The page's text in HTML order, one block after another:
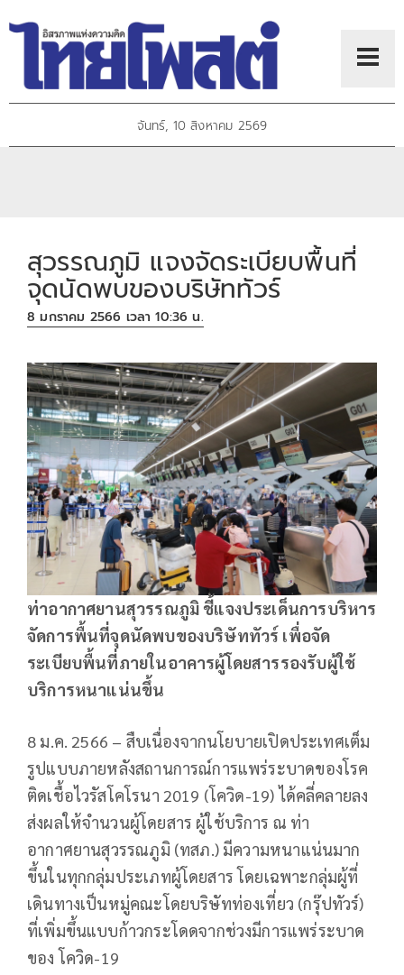
จันทร์, 10 สิงหาคม 2569
สุวรรณภูมิ แจงจัดระเบียบพื้นที่
จุดนัดพบของบริษัททัวร์
8 มกราคม 2566 เวลา 10:36 น.
ท่าอากาศยานสุวรรณภูมิ ชี้แจงประเด็นการบริหาร
จัดการพื้นที่จุดนัดพบของบริษัททัวร์ เพื่อจัด
ระเบียบพื้นที่ภายในอาคารผู้โดยสารรองรับผู้ใช้
บริการหนาแน่นขึ้น
8 ม.ค. 2566 – สืบเนื่องจากนโยบายเปิดประเทศเต็ม
รูปแบบภายหลังสถานการณ์การแพร่ระบาดของโรค
ติดเชื้อไวรัสโคโรนา 2019 (โควิด-19) ได้คลี่คลายลง
ส่งผลให้จำนวนผู้โดยสาร ผู้ใช้บริการ ณ ท่า
อากาศยานสุวรรณภูมิ (ทสภ.) มีความหนาแน่นมาก
ขึ้นในทุกกลุ่มประเภทผู้โดยสาร โดยเฉพาะกลุ่มผู้ที่
เดินทางเป็นหมู่คณะโดยบริษัทท่องเที่ยว (กรุ๊ปทัวร์)
ที่เพิ่มขึ้นแบบก้าวกระโดดจากช่วงมีการแพร่ระบาด
ของ โควิด-19